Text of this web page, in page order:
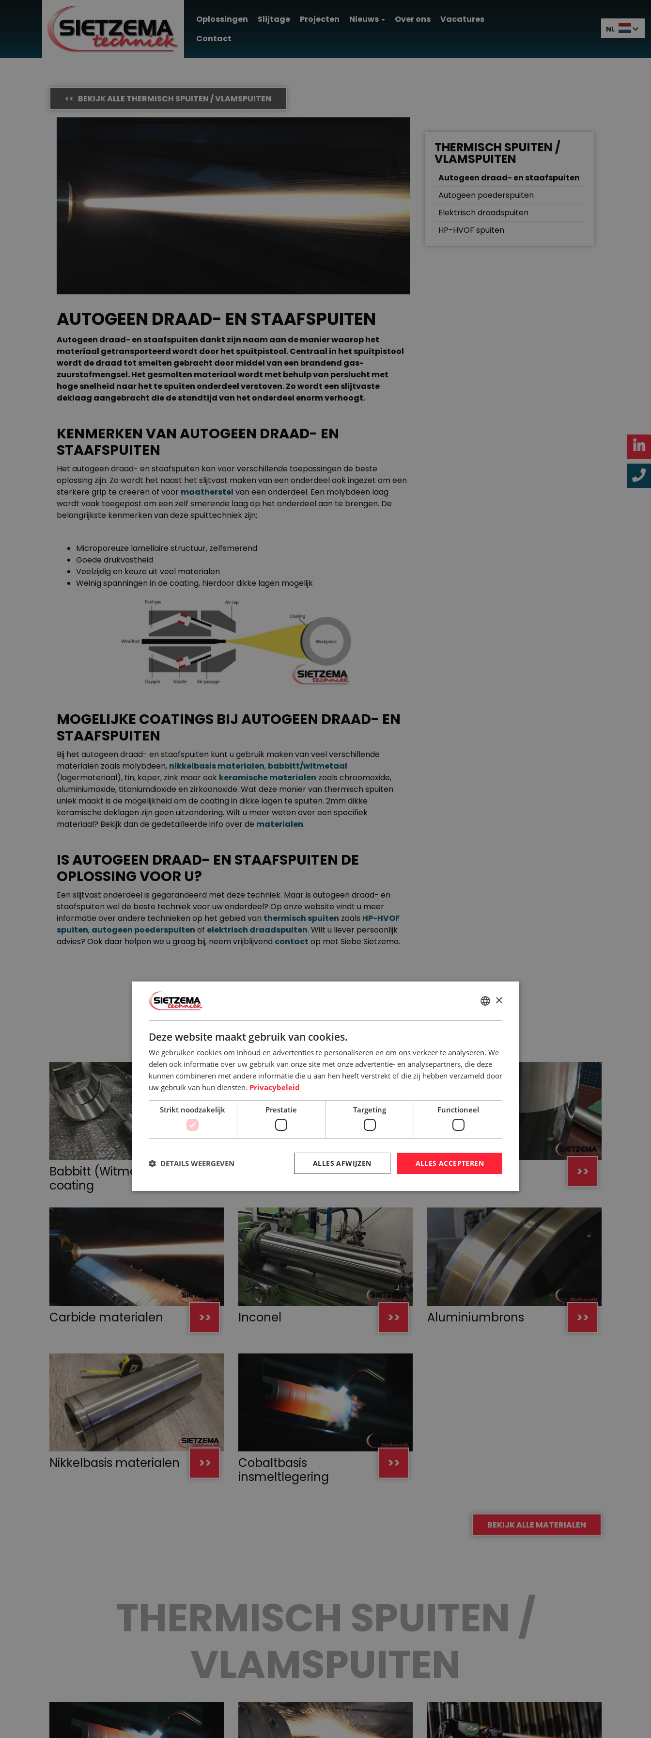
Oplossingen Slijtage Projecten Nieuws Over ons
Vacatures
Contact
<< BEKIJK ALLE THERMISCH SPUITEN / VLAMSPUITEN
AUTOGEEN DRAAD- EN STAAFSPUITEN
Autogeen draad- en staafspuiten dankt zijn naam aan de manier waarop het
materiaal getransporteerd wordt door het spuitpistool. Centraal in het spuitpistool
wordt de draad tot smelten gebracht door middel van een brandend gas-
zuurstofmengsel. Het gesmolten materiaal wordt met behulp van perslucht met
hoge snelheid naar het te spuiten onderdeel verstoven. Zo wordt een slijtvaste
deklaag aangebracht die de standtijd van het onderdeel enorm verhoogt.
KENMERKEN VAN AUTOGEEN DRAAD- EN
STAAFSPUITEN
Het autogeen draad- en staafspuiten kan voor verschillende toepassingen de beste
oplossing zijn. Zo wordt het naast het slijtvast maken van een onderdeel ook ingezet om een
sterkere grip te creëren of voor maatherstel van een onderdeel. Een molybdeen laag
wordt vaak toegepast om een zelf smerende laag op het onderdeel aan te brengen. De
belangrijkste kenmerken van deze spuittechniek zijn:
Microporeuze lamellaire structuur, zelfsmerend
Goede drukvastheid
Veelzijdig en keuze uit veel materialen
Weinig spanningen in de coating, hierdoor dikke lagen mogelijk
MOGELIJKE COATINGS BIJ AUTOGEEN DRAAD- EN
STAAFSPUITEN
Bij het autogeen draad- en staafspuiten kunt u gebruik maken van veel verschillende
materialen zoals molybdeen, nikkelbasis materialen, babbitt/witmetaal
(lagermateriaal), tin, koper, zink maar ook keramische materialen zoals chroomoxide,
aluminiumoxide, titaniumdioxide en zirkoonoxide. Wat deze manier van thermisch spuiten
uniek maakt is de mogelijkheid om de coating in dikke lagen te spuiten. 2mm dikke
keramische deklagen zijn geen uitzondering. Wilt u meer weten over een specifiek
materiaal? Bekijk dan de gedetailleerde info over de materialen.
IS AUTOGEEN DRAAD- EN STAAFSPUITEN DE
OPLOSSING VOOR U?
Een slijtvast onderdeel is gegarandeerd met deze techniek. Maar is autogeen draad- en
staafspuiten wel de beste techniek voor uw onderdeel? Op onze website vindt u meer
informatie over andere technieken op het gebied van thermisch spuiten zoals HP-HVOF
spuiten, autogeen poederspuiten of elektrisch draadspuiten. Wilt u liever persoonlijk
advies? Ook daar helpen we u graag bij, neem vrijblijvend contact op met Siebe Sietzema.
THERMISCH SPUITEN /
VLAMSPUITEN
Autogeen draad- en staafspuiten
Autogeen poederspuiten
Elektrisch draadspuiten
HP-HVOF spuiten
MATERIALEN
>>
Babbitt (Witmetaal)
coating
>>
Chroomstaal >>
Keramische
>>
Carbide materialen >>
Inconel >>
Aluminiumbrons
>>
Nikkelbasis materialen >>
Cobaltbasis
insmeltlegering
BEKIJK ALLE MATERIALEN
THERMISCH SPUITEN /
VLAMSPUITEN
NL
×
Deze website maakt gebruik van cookies.
We gebruiken cookies om inhoud en advertenties te personaliseren en om ons verkeer te analyseren. We
delen ook informatie over uw gebruik van onze site met onze advertentie- en analysepartners, die deze
kunnen combineren met andere informatie die u aan hen heeft verstrekt of die zij hebben verzameld door
uw gebruik van hun diensten. Privacybeleid
Strikt noodzakelijk Prestatie Targeting Functioneel
ALLES ACCEPTEREN
ALLES AFWIJZEN
DETAILS WEERGEVEN